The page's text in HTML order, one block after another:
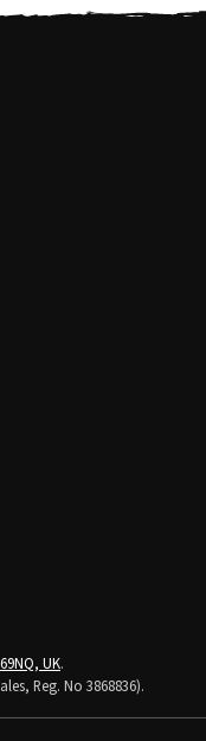
UK.
Reg. No 3868836).